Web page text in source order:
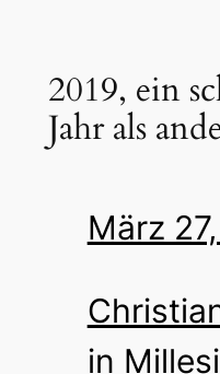
2019, ein
Jahr als
März
in